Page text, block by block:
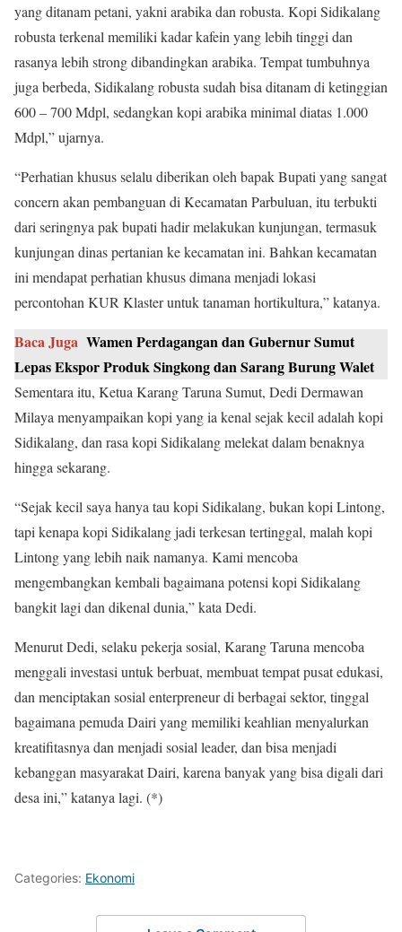
yang ditanam petani, yakni arabika dan robusta. Kopi Sidikalang
robusta terkenal memiliki kadar kafein yang lebih tinggi dan
rasanya lebih strong dibandingkan arabika. Tempat tumbuhnya
juga berbeda, Sidikalang robusta sudah bisa ditanam di ketinggian
600 – 700 Mdpl, sedangkan kopi arabika minimal diatas 1.000
Mdpl,” ujarnya.
“Perhatian khusus selalu diberikan oleh bapak Bupati yang sangat
concern akan pembanguan di Kecamatan Parbuluan, itu terbukti
dari seringnya pak bupati hadir melakukan kunjungan, termasuk
kunjungan dinas pertanian ke kecamatan ini. Bahkan kecamatan
ini mendapat perhatian khusus dimana menjadi lokasi
percontohan KUR Klaster untuk tanaman hortikultura,” katanya.
Baca Juga Wamen Perdagangan dan Gubernur Sumut
Lepas Ekspor Produk Singkong dan Sarang Burung Walet
Sementara itu, Ketua Karang Taruna Sumut, Dedi Dermawan
Milaya menyampaikan kopi yang ia kenal sejak kecil adalah kopi
Sidikalang, dan rasa kopi Sidikalang melekat dalam benaknya
hingga sekarang.
“Sejak kecil saya hanya tau kopi Sidikalang, bukan kopi Lintong,
tapi kenapa kopi Sidikalang jadi terkesan tertinggal, malah kopi
Lintong yang lebih naik namanya. Kami mencoba
mengembangkan kembali bagaimana potensi kopi Sidikalang
bangkit lagi dan dikenal dunia,” kata Dedi.
Menurut Dedi, selaku pekerja sosial, Karang Taruna mencoba
menggali investasi untuk berbuat, membuat tempat pusat edukasi,
dan menciptakan sosial enterpreneur di berbagai sektor, tinggal
bagaimana pemuda Dairi yang memiliki keahlian menyalurkan
kreatifitasnya dan menjadi sosial leader, dan bisa menjadi
kebanggan masyarakat Dairi, karena banyak yang bisa digali dari
desa ini,” katanya lagi. (*)
Categories: Ekonomi